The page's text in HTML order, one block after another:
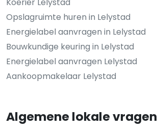
Opslagruimte huren in Lelystad
Energielabel aanvragen in Lelystad
Bouwkundige keuring in Lelystad
Energielabel aanvragen Lelystad
Aankoopmakelaar Lelystad
Algemene lokale vragen